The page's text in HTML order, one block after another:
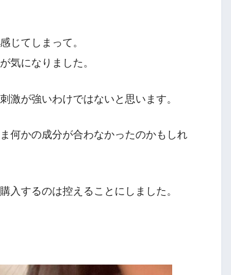
じてしまって。
気になりました。
激が強いわけではないと思います。
何かの成分が合わなかったのかもしれ
入するのは控えることにしました。